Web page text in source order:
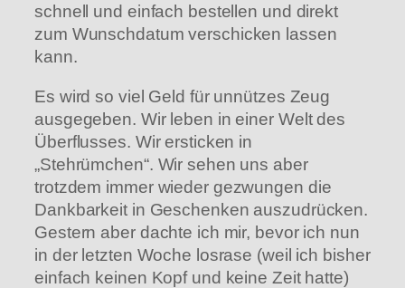
schnell und einfach bestellen und direkt
zum Wunschdatum verschicken lassen
kann.
Es wird so viel Geld für unnützes Zeug
ausgegeben. Wir leben in einer Welt des
Überflusses. Wir ersticken in
„Stehrümchen“. Wir sehen uns aber
trotzdem immer wieder gezwungen die
Dankbarkeit in Geschenken auszudrücken.
Gestern aber dachte ich mir, bevor ich nun
in der letzten Woche losrase (weil ich bisher
einfach keinen Kopf und keine Zeit hatte)